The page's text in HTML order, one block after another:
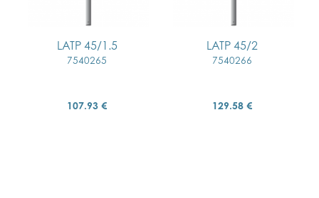
LATP 45/1.5
7540265
107.93 €
LATP 45/2
7540266
129.58 €